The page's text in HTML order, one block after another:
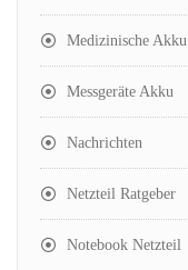
Medizinische Akku
Messgeräte Akku
Nachrichten
Netzteil Ratgeber
Notebook Netzteil